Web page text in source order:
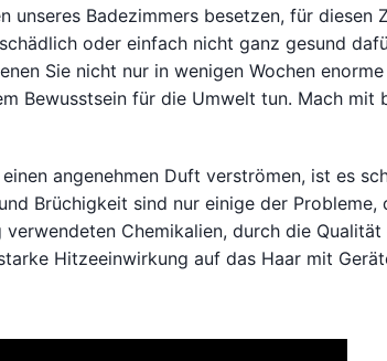
unseres Badezimmers besetzen, für diesen
oder einfach nicht ganz gesund
Sie nicht nur in wenigen Wochen
Bewusstsein für die Umwelt tun. Mach mit
angenehmen Duft verströmen, ist es
Brüchigkeit sind nur einige der
Chemikalien, durch die Qualität
Hitzeeinwirkung auf das Haar mit